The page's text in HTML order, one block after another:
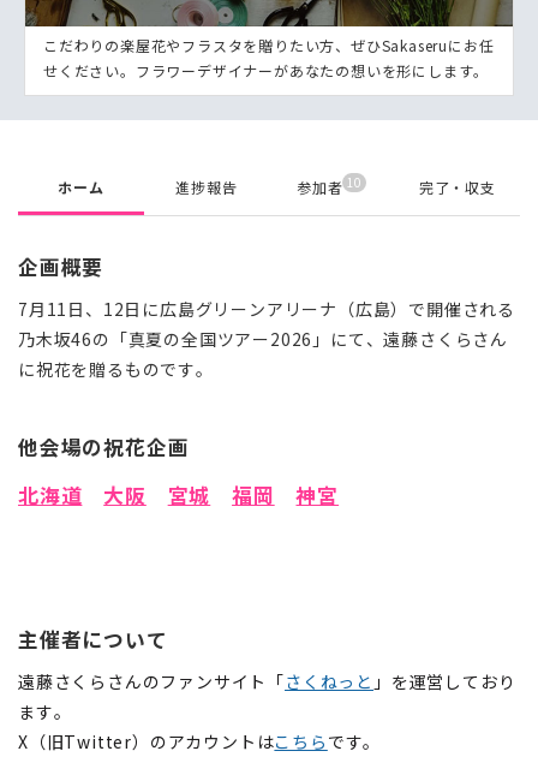
こだわりの楽屋花やフラスタを贈りたい方、ぜひSakaseruにお任
せください。フラワーデザイナーがあなたの想いを形にします。
ホーム 進捗報告 参加者 10 完了・収支
企画概要
7月11日、12日に広島グリーンアリーナ（広島）で開催される
乃木坂46の「真夏の全国ツアー2026」にて、遠藤さくらさん
に祝花を贈るものです。
他会場の祝花企画
北海道
大阪 宮城 福岡 神宮
主催者について
遠藤さくらさんのファンサイト「さくねっと 」を運営しており
ます。
X（旧Twitter）のアカウントはこちら です。